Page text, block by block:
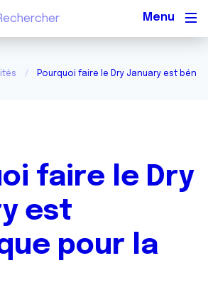
Pourquoi faire le Dry January est
faire le Dry
est
pour la